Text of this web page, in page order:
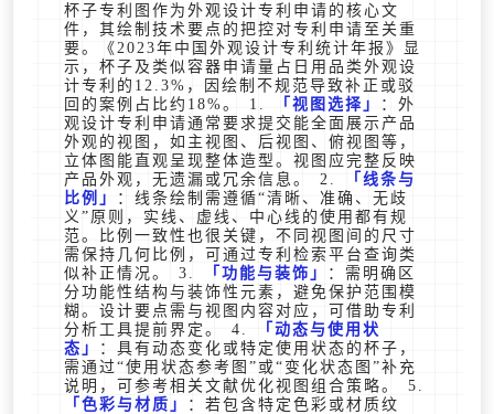
杯子专利图作为外观设计专利申请的核心文
件，其绘制技术要点的把控对专利申请至关重
要。《2023年中国外观设计专利统计年报》显
示，杯子及类似容器申请量占日用品类外观设
计专利的12.3%，因绘制不规范导致补正或驳
回的案例占比约18%。 1.
视图选择
：外
观设计专利申请通常要求提交能全面展示产品
外观的视图，如主视图、后视图、俯视图等，
立体图能直观呈现整体造型。视图应完整反映
产品外观，无遗漏或冗余信息。 2.
线条与
比例
：线条绘制需遵循“清晰、准确、无歧
义”原则，实线、虚线、中心线的使用都有规
范。比例一致性也很关键，不同视图间的尺寸
需保持几何比例，可通过专利检索平台查询类
似补正情况。 3.
功能与装饰
：需明确区
分功能性结构与装饰性元素，避免保护范围模
糊。设计要点需与视图内容对应，可借助专利
分析工具提前界定。 4.
动态与使用状
态
：具有动态变化或特定使用状态的杯子，
需通过“使用状态参考图”或“变化状态图”补充
说明，可参考相关文献优化视图组合策略。 5.
色彩与材质
：若包含特定色彩或材质纹